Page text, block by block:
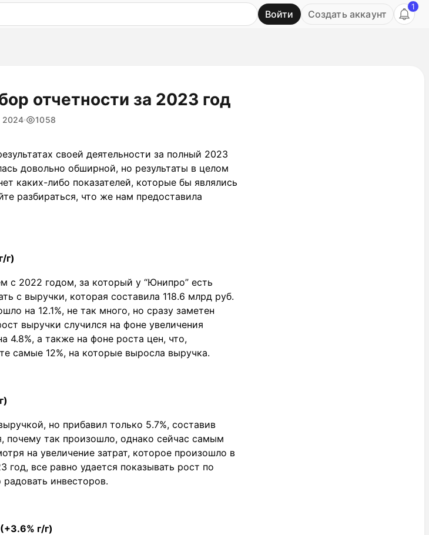
Войти Создать аккаунт
1
отчетности за 2023 год
2024 1058
своей деятельности за полный 2023
довольно обширной, но результаты в целом
каких-либо показателей, которые бы являлись
разбираться, что же нам предоставила
г)
с 2022 годом, за который у “Юнипро” есть
с выручки, которая составила 118.6 млрд руб.
на 12.1%, не так много, но сразу заметен
выручки случился на фоне увеличения
4.8%, а также на фоне роста цен, что,
самые 12%, на которые выросла выручка.
но прибавил только 5.7%, составив
так произошло, однако сейчас самым
на увеличение затрат, которое произошло в
год, все равно удается показывать рост по
инвесторов.
г/г)